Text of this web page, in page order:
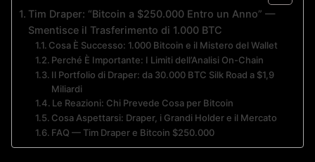
Tim Draper: “Bitcoin a $250.000 Entro un Anno” —
Smentisce il Trasferimento di 1.000 BTC
Cosa È Successo: 1.000 Bitcoin e il Mistero del Wallet
Perché È Importante: I Limiti dell’Analisi On-Chain
Il Portfolio di Draper: da 30.000 BTC Silk Road a $1,9
Miliardi
Le Reazioni: Chi Prevede Cosa per Bitcoin
Cosa Aspettarsi: Draper, i Grandi Holder e il Mercato
FAQ — Tim Draper e Bitcoin $250.000